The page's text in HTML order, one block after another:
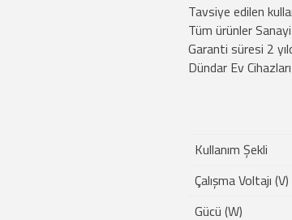
Tavsiye edilen
Tüm ürünler
Garanti süresi 2
Dündar Ev
Kullanım Şekli
Çalışma Voltajı (V)
Gücü (W)